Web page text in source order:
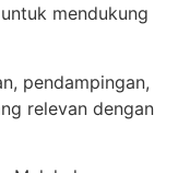
mendukung
pendampingan,
relevan dengan